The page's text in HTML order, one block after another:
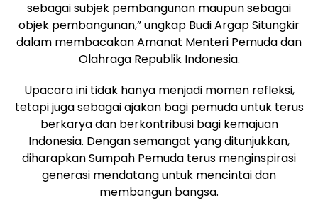
sebagai subjek pembangunan maupun sebagai
objek pembangunan,” ungkap Budi Argap Situngkir
dalam membacakan Amanat Menteri Pemuda dan
Olahraga Republik Indonesia.
Upacara ini tidak hanya menjadi momen refleksi,
tetapi juga sebagai ajakan bagi pemuda untuk terus
berkarya dan berkontribusi bagi kemajuan
Indonesia. Dengan semangat yang ditunjukkan,
diharapkan Sumpah Pemuda terus menginspirasi
generasi mendatang untuk mencintai dan
membangun bangsa.